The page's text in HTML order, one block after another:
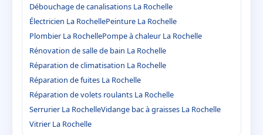
Débouchage de canalisations La Rochelle
Électricien La RochellePeinture La Rochelle
Plombier La RochellePompe à chaleur La Rochelle
Rénovation de salle de bain La Rochelle
Réparation de climatisation La Rochelle
Réparation de fuites La Rochelle
Réparation de volets roulants La Rochelle
Serrurier La RochelleVidange bac à graisses La Rochelle
Vitrier La Rochelle